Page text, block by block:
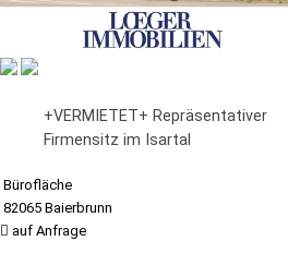
+VERMIETET+ Repräsentativer
Firmensitz im Isartal
Bürofläche
82065 Baierbrunn
auf Anfrage